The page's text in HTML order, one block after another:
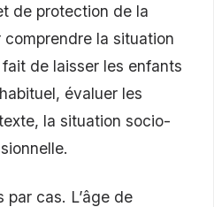
de protection de la
comprendre la situation
de laisser les enfants
évaluer les
la situation socio-
cas. L’âge de